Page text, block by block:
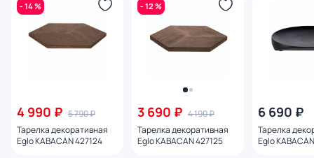
- 14 %
4 990 ₽ 5 790 ₽
Тарелка декоративная
Eglo KABACAN 427124
- 12 %
3 690 ₽ 4 190 ₽
Тарелка декоративная
Eglo KABACAN 427125
6 690 ₽
Тарелка
Eglo